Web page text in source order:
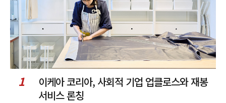
1
이케아 코리아, 사회적 기업 업클로스와 재봉
서비스 론칭